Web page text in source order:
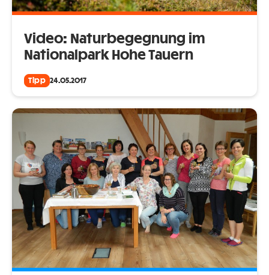
Video: Naturbegegnung im
Nationalpark Hohe Tauern
Tipp 24.05.2017